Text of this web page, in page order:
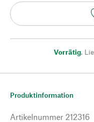
Vorrätig,
Produktinformation
Artikelnummer 212316